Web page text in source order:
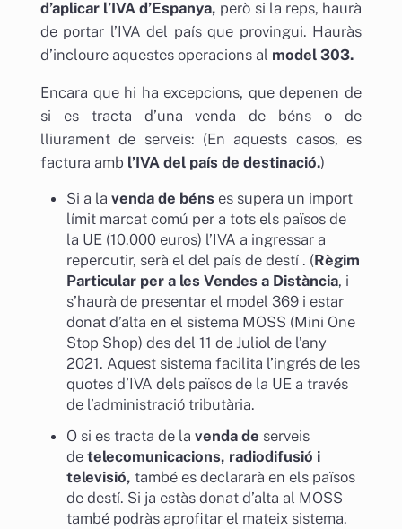
d’aplicar l’IVA d’Espanya, però si la reps, haurà
de portar l’IVA del país que provingui. Hauràs
d’incloure aquestes operacions al model 303.
Encara que hi ha excepcions, que depenen de
si es tracta d’una venda de béns o de
lliurament de serveis: (En aquests casos, es
factura amb l’IVA del país de destinació.)
Si a lavenda de béns es supera un import
límit marcat comú per a tots els països de
la UE (10.000 euros) l’IVA a ingressar a
repercutir, serà el del país de destí . (Règim
Particular per a les Vendes a Distància, i
s’haurà de presentar el model 369 i estar
donat d’alta en el sistema MOSS (Mini One
Stop Shop) des del 11 de Juliol de l’any
2021. Aquest sistema facilita l’ingrés de les
quotes d’IVA dels països de la UE a través
de l’administració tributària.
O si es tracta de lavenda de serveis
detelecomunicacions, radiodifusió i
televisió, també es declararà en els països
de destí. Si ja estàs donat d’alta al MOSS
també podràs aprofitar el mateix sistema.